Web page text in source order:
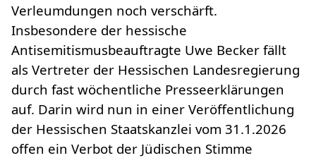
Verleumdungen noch verschärft.
Insbesondere der hessische
Antisemitismusbeauftragte Uwe Becker fällt
als Vertreter der Hessischen Landesregierung
durch fast wöchentliche Presseerklärungen
auf. Darin wird nun in einer Veröffentlichung
der Hessischen Staatskanzlei vom 31.1.2026
offen ein Verbot der Jüdischen Stimme